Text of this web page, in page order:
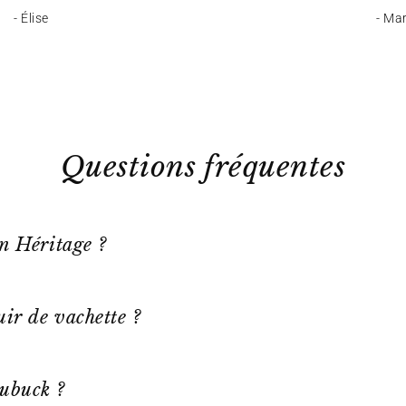
- Élise -
Questions fréquentes
Héritage ?
de vachette ?
?